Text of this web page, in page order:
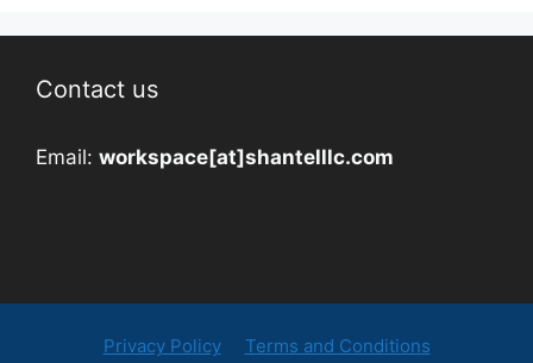
Contact us
Email: workspace[at]shantelllc.com
Privacy Policy Terms and Conditions